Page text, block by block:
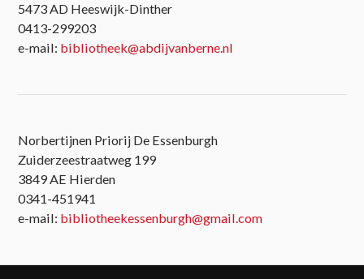
5473 AD Heeswijk-Dinther
0413-299203
e-mail: bibliotheek@abdijvanberne.nl
Norbertijnen Priorij De Essenburgh
Zuiderzeestraatweg 199
3849 AE Hierden
0341-451941
e-mail: bibliotheekessenburgh@gmail.com